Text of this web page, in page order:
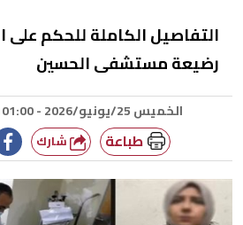
التفاصيل الكاملة للحكم
رضيعة مستشفى الحسين
الخميس 25/يونيو/2026 - 01:00 ص
طباعة